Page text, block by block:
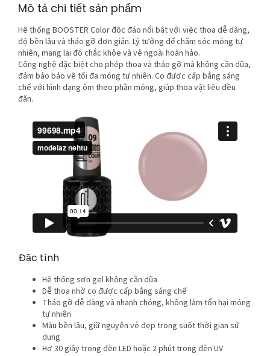
Mô tả chi tiết sản phẩm
Hệ thống BOOSTER Color độc đáo nổi bật với việc thoa dễ dàng,
độ bền lâu và tháo gỡ đơn giản. Lý tưởng để chăm sóc móng tự
nhiên, mang lại độ chắc khỏe và vẻ ngoài hoàn hảo.
Công nghệ đặc biệt cho phép thoa và tháo gỡ mà không cần dũa,
đảm bảo bảo vệ tối đa móng tự nhiên. Cọ được cấp bằng sáng
chế với hình dạng ôm theo phần móng, giúp thoa vật liệu đều
đặn.
Đặc tính
Hệ thống sơn gel không cần dũa
Dễ thoa nhờ cọ được cấp bằng sáng chế
Tháo gỡ dễ dàng và nhanh chóng, không làm tổn hại móng
tự nhiên
Màu bền lâu, giữ nguyên vẻ đẹp trong suốt thời gian sử
dụng
Hơ 30 giây trong đèn LED hoặc 2 phút trong đèn UV